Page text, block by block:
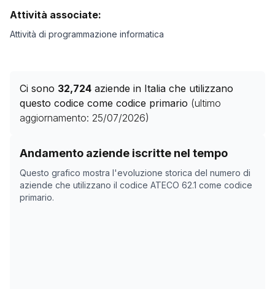
Attività associate:
Attività di programmazione informatica
Ci sono 32,724 aziende in Italia che utilizzano
questo codice come codice primario (ultimo
aggiornamento: 25/07/2026)
Andamento aziende iscritte nel tempo
Questo grafico mostra l'evoluzione storica del numero di
aziende che utilizzano il codice ATECO 62.1 come codice
primario.
Storico numero di aziende con codice ATECO
Data rilevazione
08/04/2025
0
24/05/2025